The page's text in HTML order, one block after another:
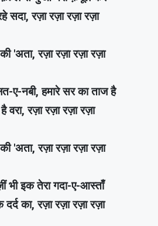
सदा, रज़ा रज़ा रज़ा रज़ा
'अता, रज़ा रज़ा रज़ा रज़ा
ए-नबी, हमारे सर का ताज है
वरा, रज़ा रज़ा रज़ा रज़ा
'अता, रज़ा रज़ा रज़ा रज़ा
भी इक तेरा गदा-ए-आस्ताँ
दर्द का, रज़ा रज़ा रज़ा रज़ा